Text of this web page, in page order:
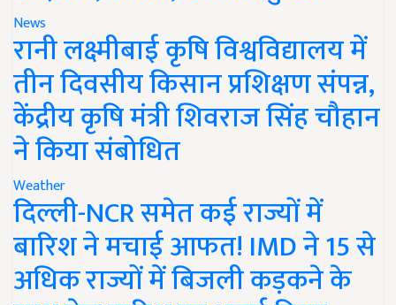
News
रानी लक्ष्मीबाई कृषि विश्वविद्यालय में
तीन दिवसीय किसान प्रशिक्षण संपन्न,
केंद्रीय कृषि मंत्री शिवराज सिंह चौहान
ने किया संबोधित
Weather
दिल्ली-NCR समेत कई राज्यों में
बारिश ने मचाई आफत! IMD ने 15 से
अधिक राज्यों में बिजली कड़कने के